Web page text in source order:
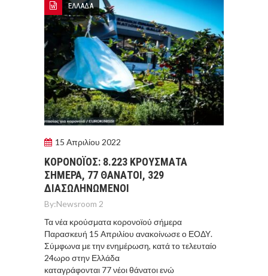
ΕΛΛΑΔΑ
15 Απριλίου 2022
ΚΟΡΟΝΟΪΟΣ: 8.223 ΚΡΟΥΣΜΑΤΑ
ΣΗΜΕΡΑ, 77 ΘΑΝΑΤΟΙ, 329
ΔΙΑΣΩΛΗΝΩΜΕΝΟΙ
By:Newsroom 2
Τα νέα κρούσματα κορονοϊού σήμερα
Παρασκευή 15 Απριλίου ανακοίνωσε ο ΕΟΔΥ.
Σύμφωνα με την ενημέρωση, κατά το τελευταίο
24ωρο στην Ελλάδα
καταγράφονται 77 νέοι θάνατοι ενώ